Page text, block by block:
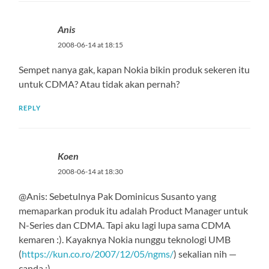
Anis
2008-06-14 at 18:15
Sempet nanya gak, kapan Nokia bikin produk sekeren itu
untuk CDMA? Atau tidak akan pernah?
REPLY
Koen
2008-06-14 at 18:30
@Anis: Sebetulnya Pak Dominicus Susanto yang
memaparkan produk itu adalah Product Manager untuk
N-Series dan CDMA. Tapi aku lagi lupa sama CDMA
kemaren :). Kayaknya Nokia nunggu teknologi UMB
(https://kun.co.ro/2007/12/05/ngms/) sekalian nih —